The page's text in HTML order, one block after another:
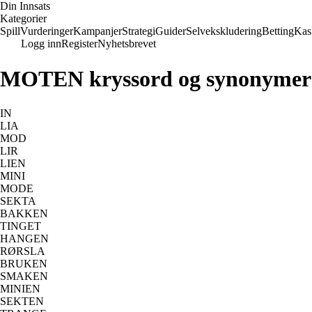
Din Innsats
Kategorier
SpillVurderingerKampanjerStrategiGuiderSelvekskluderingBetting
Logg innRegisterNyhetsbrevet
MOTEN kryssord og synonymer
IN
LIA
MOD
LIR
LIEN
MINI
MODE
SEKTA
BAKKEN
TINGET
HANGEN
RØRSLA
BRUKEN
SMAKEN
MINIEN
SEKTEN